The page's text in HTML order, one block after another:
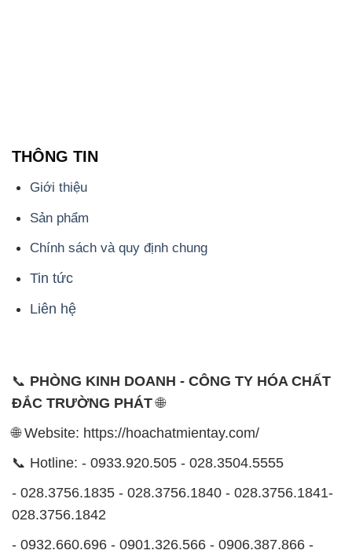
THÔNG TIN
Giới thiệu
Sản phẩm
Chính sách và quy định chung
Tin tức
Liên hệ
📞 PHÒNG KINH DOANH - CÔNG TY HÓA CHẤT
ĐẮC TRƯỜNG PHÁT🌐
🌐 Website: https://hoachatmientay.com/
📞 Hotline: - 0933.920.505 - 028.3504.5555
- 028.3756.1835 - 028.3756.1840 - 028.3756.1841-
028.3756.1842
- 0932.660.696 - 0901.326.566 - 0906.387.866 -